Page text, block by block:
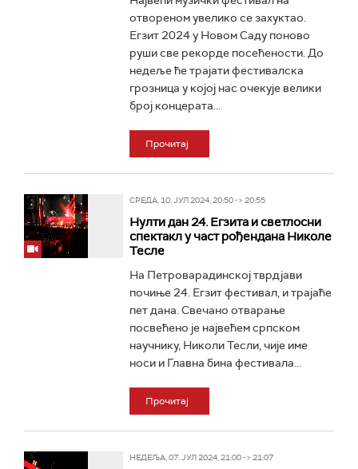
отвореном увелико се захуктао.
Егзит 2024 у Новом Саду поново
руши све рекорде посећености. До
недеље ће трајати фестивалска
грозница у којој нас очекује велики
број концерата...
Прочитај
СРЕДА, 10. ЈУЛ 2024, 20:50 -> 20:55
Нулти дан 24. Егзита и светлосни
спектакл у част рођендана Николе
Тесле
На Петроварадинској тврдјави
почиње 24. Егзит фестивал, и трајаће
пет дана. Свечано отварање
посвећено је највећем српском
научнику, Николи Тесли, чије име
носи и Главна бина фестивала...
Прочитај
НЕДЕЉА, 07. ЈУЛ 2024, 21:00 -> 21:07